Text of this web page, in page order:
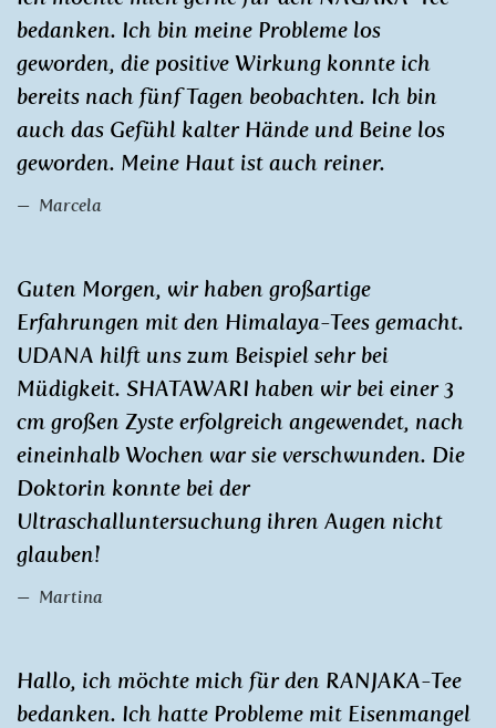
bedanken. Ich bin meine Probleme los
geworden, die positive Wirkung konnte ich
bereits nach fünf Tagen beobachten. Ich bin
auch das Gefühl kalter Hände und Beine los
geworden. Meine Haut ist auch reiner.
Marcela
Guten Morgen, wir haben großartige
Erfahrungen mit den Himalaya-Tees gemacht.
UDANA hilft uns zum Beispiel sehr bei
Müdigkeit. SHATAWARI haben wir bei einer 3
cm großen Zyste erfolgreich angewendet, nach
eineinhalb Wochen war sie verschwunden. Die
Doktorin konnte bei der
Ultraschalluntersuchung ihren Augen nicht
glauben!
Martina
Hallo, ich möchte mich für den RANJAKA-Tee
bedanken. Ich hatte Probleme mit Eisenmangel